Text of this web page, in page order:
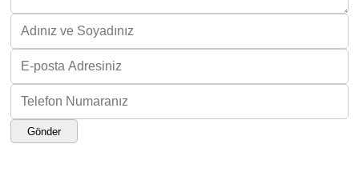
Gönder